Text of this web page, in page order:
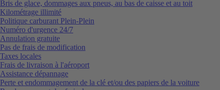
Bris de glace, dommages aux pneus, au bas de caisse et au toit
Kilométrage illimité
Politique carburant Plein-Plein
Numéro d'urgence 24/7
Annulation gratuite
Pas de frais de modification
Taxes locales
Frais de livraison à l'aéroport
Assistance dépannage
Perte et endommagement de la clé et/ou des papiers de la voiture